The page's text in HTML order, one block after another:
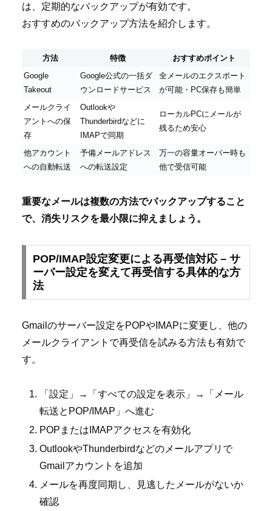
は、定期的なバックアップが有効です。
おすすめのバックアップ方法を紹介します。
方法 特徴
おすすめポイント
Google
Takeout
Google公式の一括ダ
ウンロードサービス
全メールのエクスポート
が可能・PC保存も簡単
メールクライ
アントへの保
存
Outlookや
Thunderbirdなどに
IMAPで同期
ローカルPCにメールが
残るため安心
他アカウント
への自動転送
予備メールアドレス
への転送設定
万一の容量オーバー時も
他で受信可能
重要なメールは複数の方法でバックアップすること
で、消失リスクを最小限に抑えましょう。
POP/IMAP設定変更による再受信対応 – サ
ーバー設定を変えて再受信する具体的な方
法
Gmailのサーバー設定をPOPやIMAPに変更し、他の
メールクライアントで再受信を試みる方法も有効で
す。
「設定」→「すべての設定を表示」→「メール
転送とPOP/IMAP」へ進む
POPまたはIMAPアクセスを有効化
OutlookやThunderbirdなどのメールアプリで
Gmailアカウントを追加
メールを再度同期し、見逃したメールがないか
確認